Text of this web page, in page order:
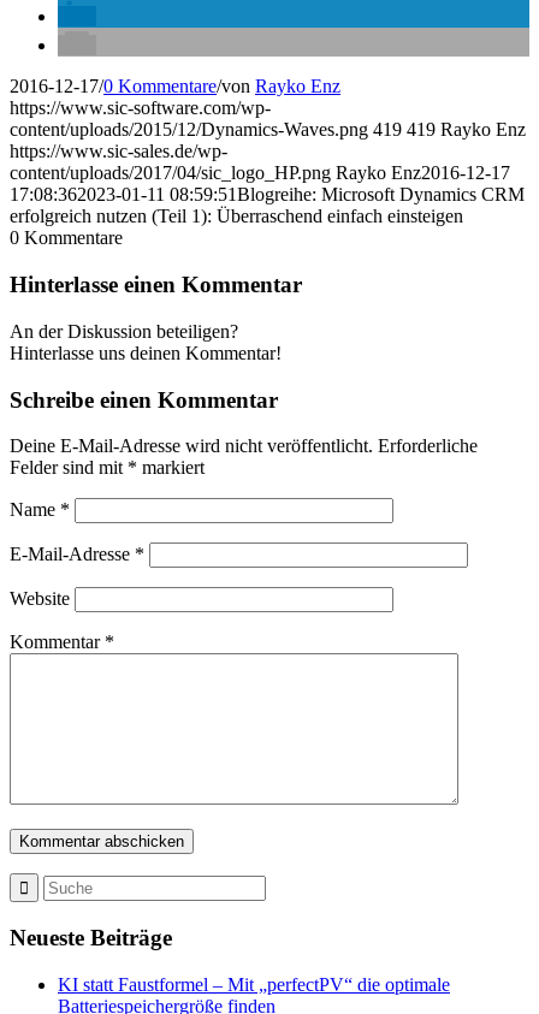
2016-12-17/0 Kommentare/von Rayko Enz
https://www.sic-software.com/wp-
content/uploads/2015/12/Dynamics-Waves.png 419 419 Rayko Enz
https://www.sic-sales.de/wp-
content/uploads/2017/04/sic_logo_HP.png Rayko Enz2016-12-17
17:08:362023-01-11 08:59:51Blogreihe: Microsoft Dynamics CRM
erfolgreich nutzen (Teil 1): Überraschend einfach einsteigen
0 Kommentare
Hinterlasse einen Kommentar
An der Diskussion beteiligen?
Hinterlasse uns deinen Kommentar!
Schreibe einen Kommentar
Deine E-Mail-Adresse wird nicht veröffentlicht. Erforderliche
Felder sind mit * markiert
Name *
E-Mail-Adresse *
Website
Kommentar *
Neueste Beiträge
KI statt Faustformel – Mit „perfectPV“ die optimale
Batteriespeichergröße finden